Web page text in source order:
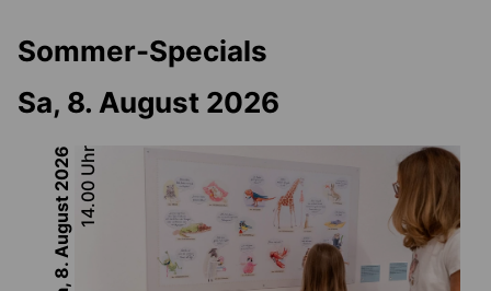
Sommer-Specials
Sa, 8. August 2026
Sa, 8. August
2026
14.00
Uhr